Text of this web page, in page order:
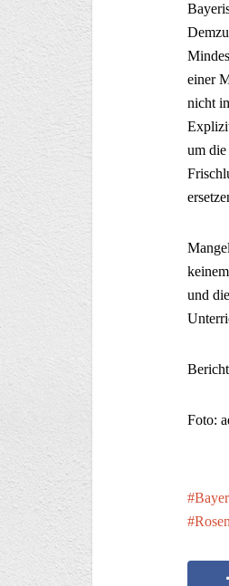
einer
nicht
um
und
Foto: